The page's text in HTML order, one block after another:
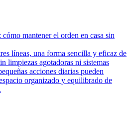
mantener el orden en casa sin
líneas, una forma sencilla y eficaz de
limpiezas agotadoras ni sistemas
acciones diarias pueden
organizado y equilibrado de